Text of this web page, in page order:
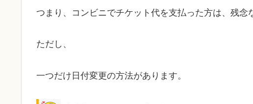
つまり、コンビニでチケット代を支払った方は、残念
ただし、
一つだけ日付変更の方法があります。